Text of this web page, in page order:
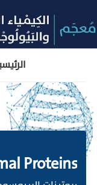
Proteins